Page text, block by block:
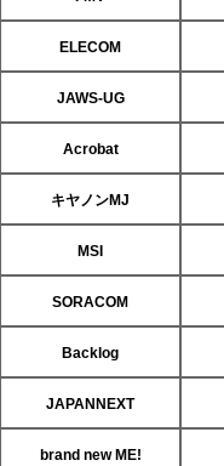
ELECOM
JAWS-UG
Acrobat
キヤノンMJ
MSI
SORACOM
Backlog
JAPANNEXT
brand new ME!